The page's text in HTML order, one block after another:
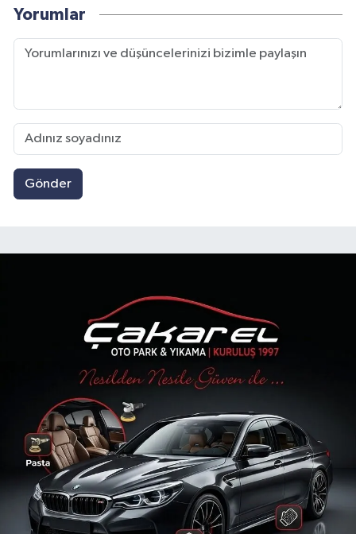
Yorumlar
Gönder